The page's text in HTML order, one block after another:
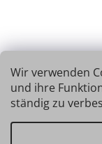
Wir verwenden
und ihre
ständig zu